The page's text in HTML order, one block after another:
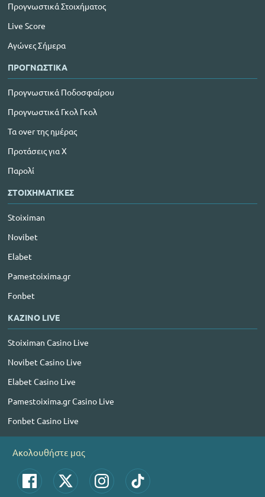
Προγνωστικά Στοιχήματος
Live Score
Αγώνες Σήμερα
ΠΡΟΓΝΩΣΤΙΚΑ
Προγνωστικά Ποδοσφαίρου
Προγνωστικά Γκολ Γκολ
Τα over της ημέρας
Προτάσεις για Χ
Παρολί
ΣΤΟΙΧΗΜΑΤΙΚΕΣ
Stoiximan
Novibet
Elabet
Pamestoixima.gr
Fonbet
ΚΑΖΙΝΟ LIVE
Stoiximan Casino Live
Novibet Casino Live
Elabet Casino Live
Pamestoixima.gr Casino Live
Fonbet Casino Live
Ακολουθήστε μας